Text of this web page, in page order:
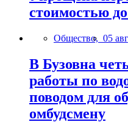
стоимостью
Общество, 05
В Бузовна
работы по
поводом для
омбудсмену